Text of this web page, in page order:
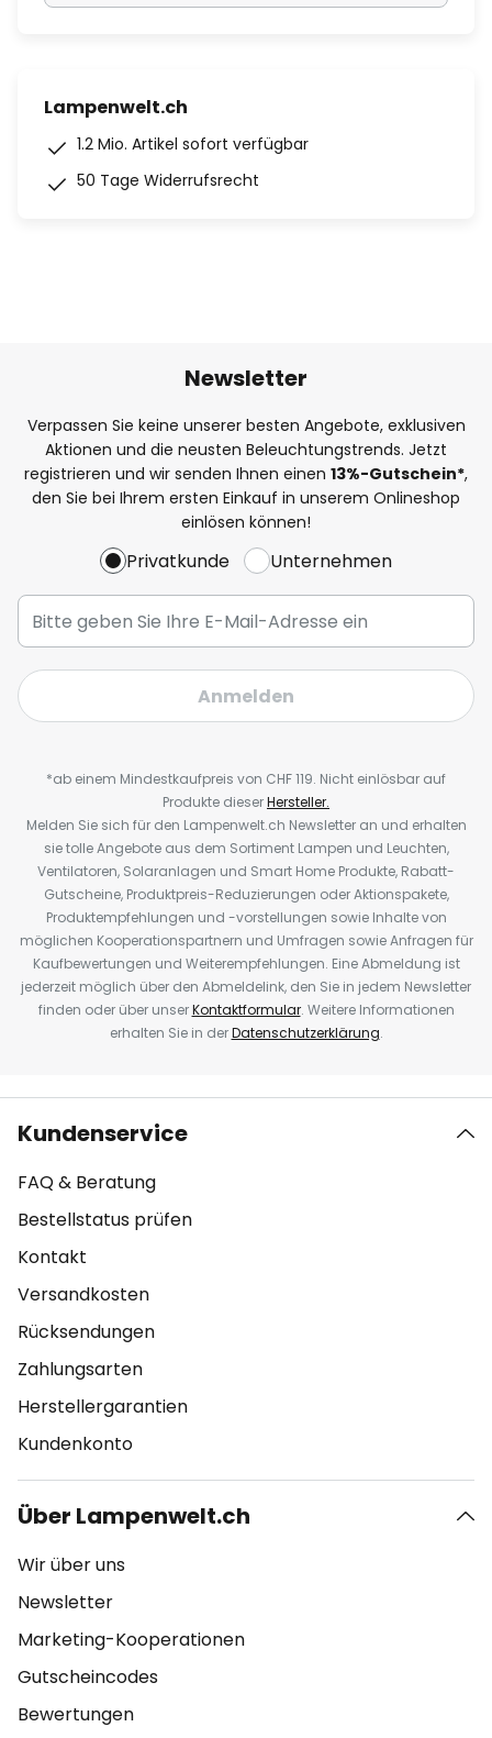
Lampenwelt.ch
1.2 Mio. Artikel sofort verfügbar
50 Tage Widerrufsrecht
Newsletter
Verpassen Sie keine unserer besten Angebote, exklusiven
Aktionen und die neusten Beleuchtungstrends. Jetzt
registrieren und wir senden Ihnen einen 13%-Gutschein*,
den Sie bei Ihrem ersten Einkauf in unserem Onlineshop
einlösen können!
Privatkunde Unternehmen
Anmelden
*ab einem Mindestkaufpreis von CHF 119. Nicht einlösbar auf
Produkte dieserHersteller.
Melden Sie sich für den Lampenwelt.ch Newsletter an und erhalten
sie tolle Angebote aus dem Sortiment Lampen und Leuchten,
Ventilatoren, Solaranlagen und Smart Home Produkte, Rabatt-
Gutscheine, Produktpreis-Reduzierungen oder Aktionspakete,
Produktempfehlungen und -vorstellungen sowie Inhalte von
möglichen Kooperationspartnern und Umfragen sowie Anfragen für
Kaufbewertungen und Weiterempfehlungen. Eine Abmeldung ist
jederzeit möglich über den Abmeldelink, den Sie in jedem Newsletter
finden oder über unserKontaktformular. Weitere Informationen
erhalten Sie in derDatenschutzerklärung.
Kundenservice
FAQ & Beratung
Bestellstatus prüfen
Kontakt
Versandkosten
Rücksendungen
Zahlungsarten
Herstellergarantien
Kundenkonto
Über Lampenwelt.ch
Wir über uns
Newsletter
Marketing-Kooperationen
Gutscheincodes
Bewertungen